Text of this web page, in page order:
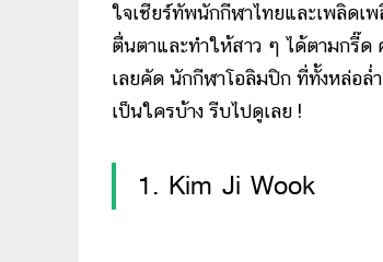
ใจเชียร์ทัพนักกีฬาไทยและเพลิดเ
ตื่นตาและทำให้สาว ๆ ได้ตามกรี๊ด
เลยคัด นักกีฬาโอลิมปิก ที่ทั้งหล่อล่
เป็นใครบ้าง รีบไปดูเลย !
1. Kim Ji Wook